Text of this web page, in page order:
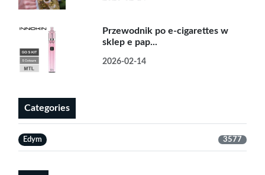
Przewodnik po e-cigarettes w
sklep e pap...
2026-02-14
Categories
Edym 3577